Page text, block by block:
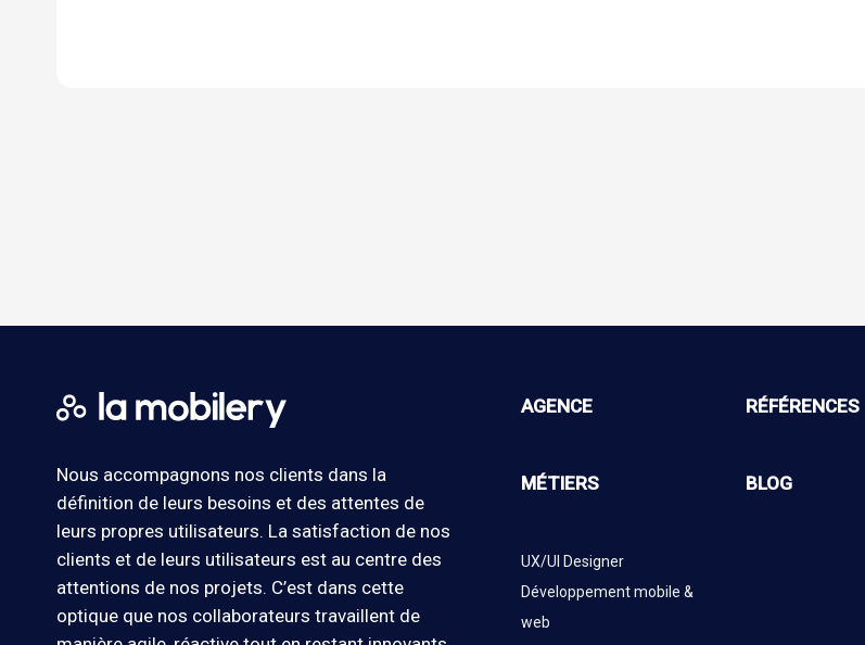
Nous accompagnons nos clients dans la
définition de leurs besoins et des attentes de
leurs propres utilisateurs. La satisfaction de nos
clients et de leurs utilisateurs est au centre des
attentions de nos projets. C’est dans cette
optique que nos collaborateurs travaillent de
AGENCE
MÉTIERS
UX/UI Designer
Développement mobile &
web
RÉFÉRENCES
BLOG